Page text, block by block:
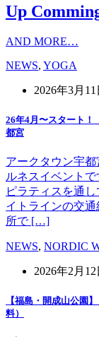
Up
AND MORE…
NEWS, YOGA
2026年3月11
26年4月〜スタート！
都宮
アークタウン宇
ルネスイベント
ピラティスを通
イトラインの交
所で […]
NEWS, NORDIC
2026年2月12
【福島・開成山公園
料）